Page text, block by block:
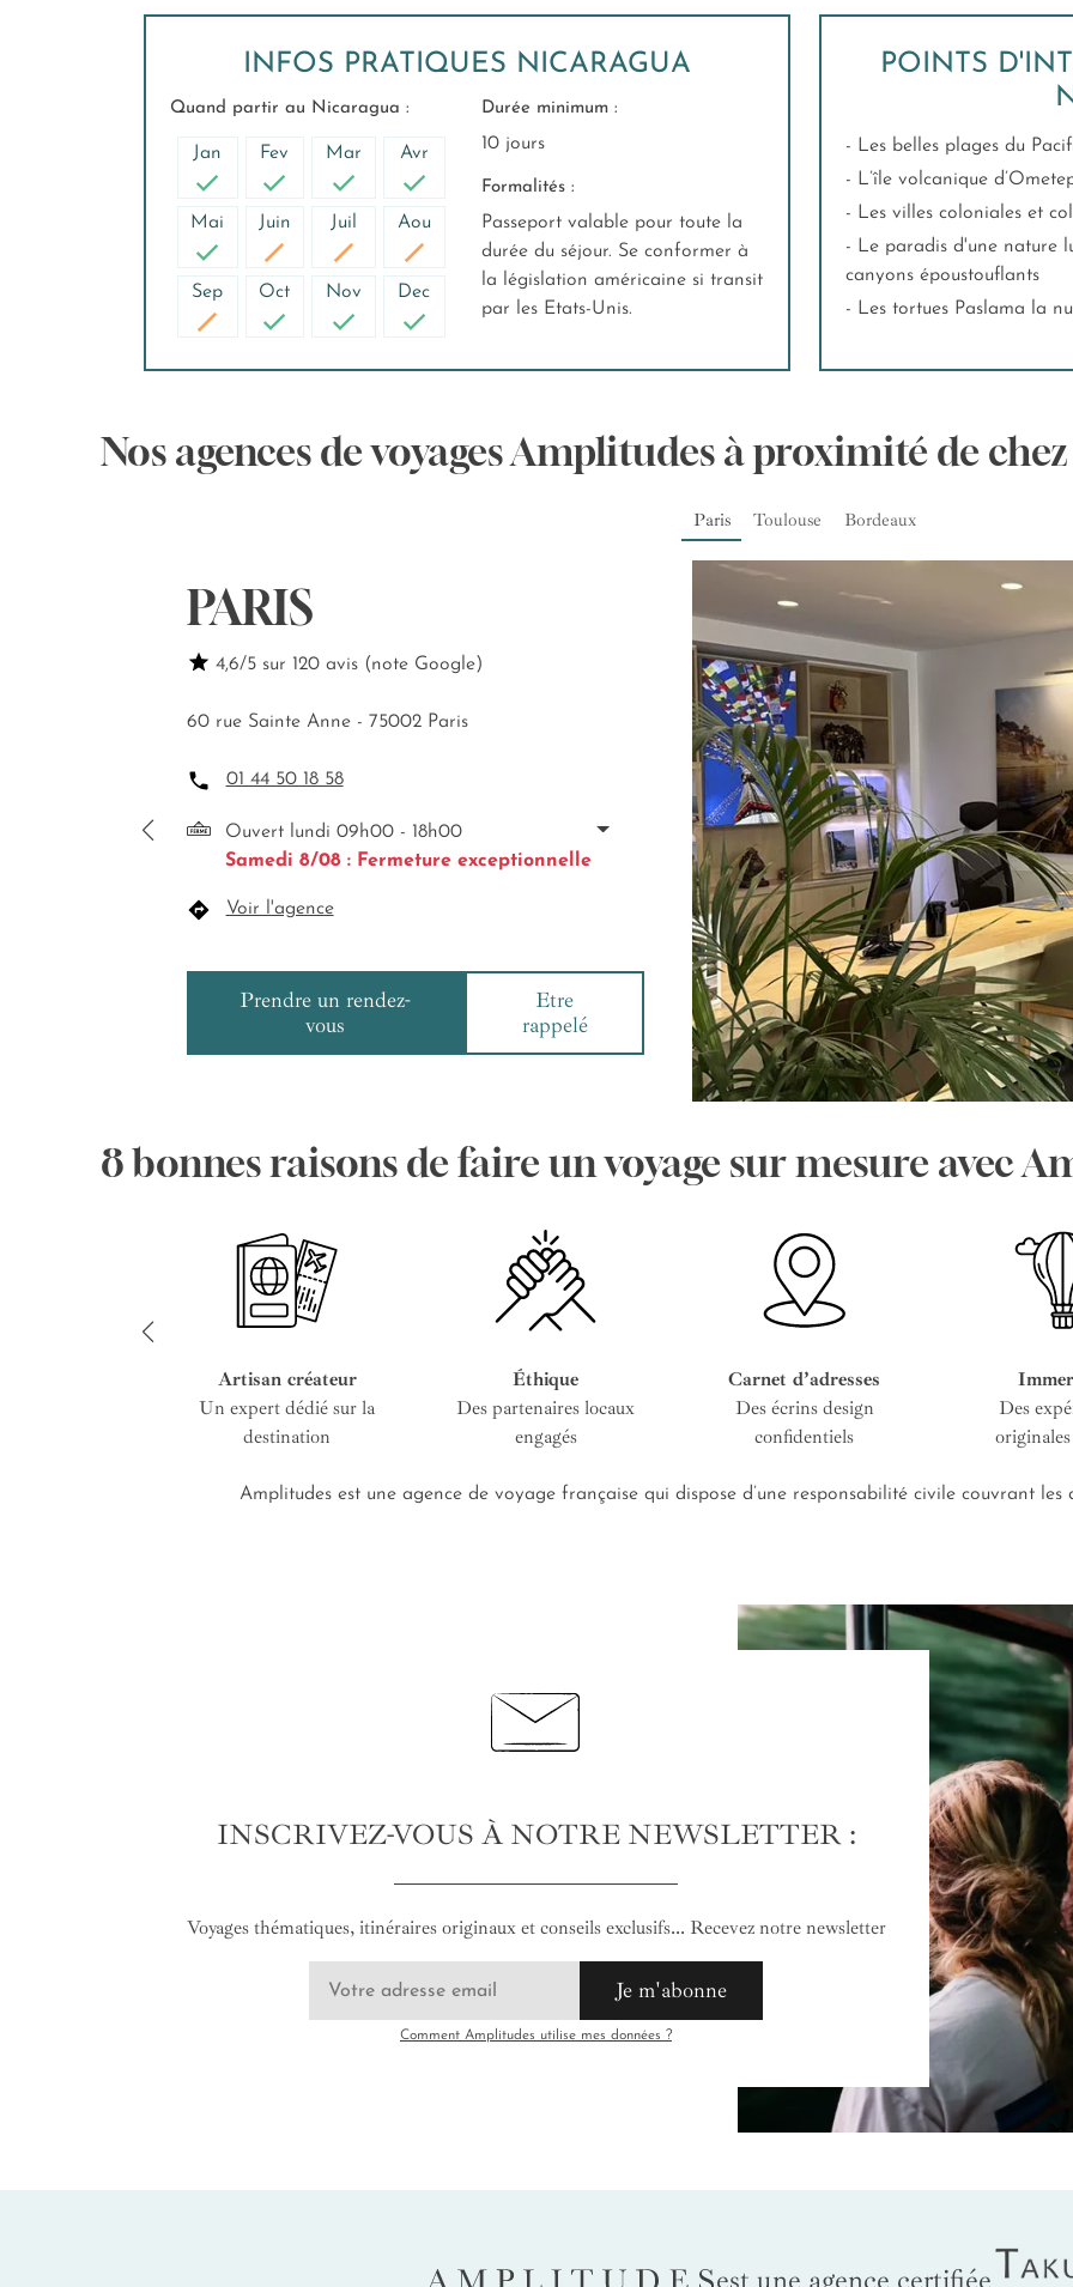
INFOS PRATIQUES NICARAGUA
Quand partir au Nicaragua :
Jan Fev Mar Avr
Mai Juin Juil Aou
Sep Oct Nov Dec
Durée minimum :
10 jours
Formalités :
Passeport valable pour toute la
durée du séjour. Se conformer à
la législation américaine si transit
par les Etats-Unis.
POINTS
- Les belles plages du
- L’île volcanique
- Les villes coloniales et
- Le paradis d'une nature luxuriante entre sentiers de montagnes et
canyons époustouflants
- Les tortues Paslama la
Nos agences de voyages Amplitudes à proximité de
Paris Toulouse Bordeaux
PARIS
4,6/5 sur 120 avis (note Google)
60 rue Sainte Anne - 75002 Paris
01 44 50 18 58
Ouvert lundi 09h00 - 18h00
Samedi 8/08 : Fermeture exceptionnelle
Voir l'agence
Prendre un rendez-
vous
Etre
rappelé
8 bonnes raisons de faire un voyage sur mesure avec
Artisan créateur
Un expert dédié sur la
destination
Éthique
Des partenaires locaux
engagés
Carnet d’adresses
Des écrins design
confidentiels
Des
Amplitudes est une agence de voyage française qui dispose d’une responsabilité civile couvrant les
INSCRIVEZ-VOUS À NOTRE NEWSLETTER :
Voyages thématiques, itinéraires originaux et conseils exclusifs... Recevez notre newsletter
Je m'abonne
Comment Amplitudes utilise mes données ?